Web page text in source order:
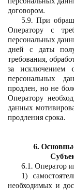
договором.
5.9. При
Оператору с
персональных
дней с даты
требования,
за исключением
персональных
продлен, но не
Оператору
данных
продления срока.
6.
6.1. Оператор
1)
необходимых и